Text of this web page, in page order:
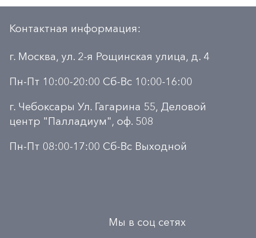
Контактная информация:
г. Москва, ул. 2-я Рощинская улица, д. 4
Пн-Пт 10:00-20:00 Сб-Вс 10:00-16:00
г. Чебоксары Ул. Гагарина 55, Деловой
центр "Палладиум", оф. 508
Пн-Пт 08:00-17:00 Сб-Вс Выходной
Мы в соц сетях